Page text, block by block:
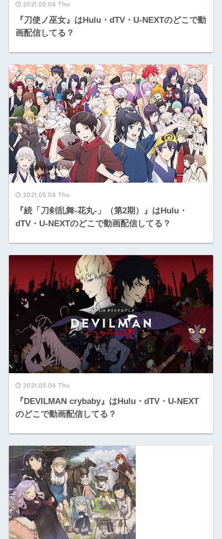
2021.05.06 Thu
『刀使ノ巫女』はHulu・dTV・U-NEXTのどこで動
画配信してる？
2021.05.06 Thu
『続「刀剣乱舞-花丸-」（第2期）』はHulu・
dTV・U-NEXTのどこで動画配信してる？
2021.05.06 Thu
『DEVILMAN crybaby』はHulu・dTV・U-NEXT
のどこで動画配信してる？